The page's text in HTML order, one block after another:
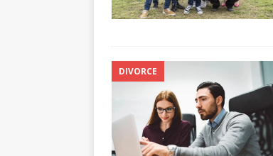
DIVORCE